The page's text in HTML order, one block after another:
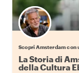
Scopri Amsterdam con
La Storia di
della Cultura